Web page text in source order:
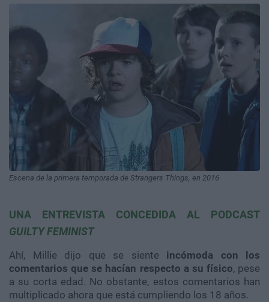
Escena de la primera temporada de Strangers Things, en 2016
UNA ENTREVISTA CONCEDIDA AL PODCAST
GUILTY FEMINIST
Ahí, Millie dijo que se siente incómoda con los
comentarios que se hacían respecto a su físico, pese
a su corta edad. No obstante, estos comentarios han
multiplicado ahora que está cumpliendo los 18 años.